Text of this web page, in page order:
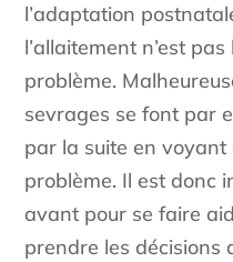
l’adaptation
l’allaitement n’est
problème.
sevrages se font par
par la suite en
problème. Il est donc
avant pour se faire
prendre les décisions